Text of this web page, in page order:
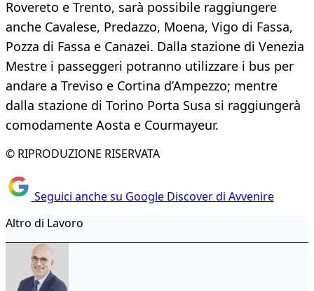
Rovereto e Trento, sarà possibile raggiungere
anche Cavalese, Predazzo, Moena, Vigo di Fassa,
Pozza di Fassa e Canazei. Dalla stazione di Venezia
Mestre i passeggeri potranno utilizzare i bus per
andare a Treviso e Cortina d’Ampezzo; mentre
dalla stazione di Torino Porta Susa si raggiungerà
comodamente Aosta e Courmayeur.
© RIPRODUZIONE RISERVATA
Seguici anche su Google Discover di Avvenire
Altro di Lavoro